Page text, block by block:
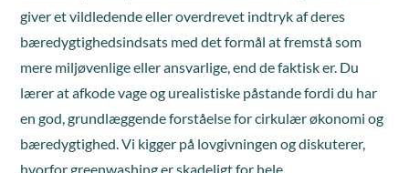
giver et vildledende eller overdrevet indtryk af deres
bæredygtighedsindsats med det formål at fremstå som
mere miljøvenlige eller ansvarlige, end de faktisk er. Du
lærer at afkode vage og urealistiske påstande fordi du har
en god, grundlæggende forståelse for cirkulær økonomi og
bæredygtighed. Vi kigger på lovgivningen og diskuterer,
hvorfor greenwashing er skadeligt for hele